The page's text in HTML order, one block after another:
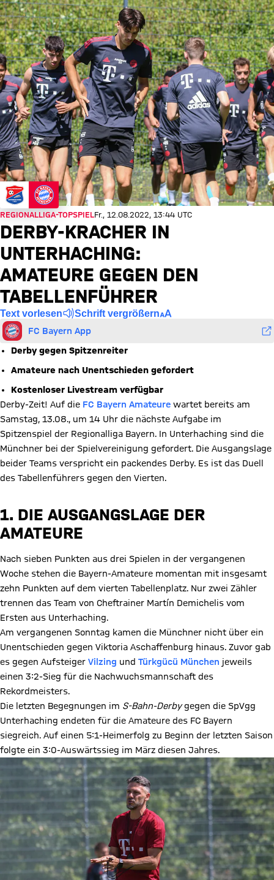
REGIONALLIGA-TOPSPIELFr., 12.08.2022, 13:44 UTC
DERBY-KRACHER IN
UNTERHACHING:
AMATEURE GEGEN DEN
TABELLENFÜHRER
Text vorlesen Schrift vergrößern
FC Bayern App
Derby gegen Spitzenreiter
Amateure nach Unentschieden gefordert
Kostenloser Livestream verfügbar
Derby-Zeit! Auf die FC Bayern Amateure wartet bereits am
Samstag, 13.08., um 14 Uhr die nächste Aufgabe im
Spitzenspiel der Regionalliga Bayern. In Unterhaching sind die
Münchner bei der Spielvereinigung gefordert. Die Ausgangslage
beider Teams verspricht ein packendes Derby. Es ist das Duell
des Tabellenführers gegen den Vierten.
1. DIE AUSGANGSLAGE DER
AMATEURE
Nach sieben Punkten aus drei Spielen in der vergangenen
Woche stehen die Bayern-Amateure momentan mit insgesamt
zehn Punkten auf dem vierten Tabellenplatz. Nur zwei Zähler
trennen das Team von Cheftrainer Martín Demichelis vom
Ersten aus Unterhaching.
Am vergangenen Sonntag kamen die Münchner nicht über ein
Unentschieden gegen Viktoria Aschaffenburg hinaus. Zuvor gab
es gegen Aufsteiger Vilzing und Türkgücü München jeweils
einen 3:2-Sieg für die Nachwuchsmannschaft des
Rekordmeisters.
Die letzten Begegnungen im S-Bahn-Derbygegen die SpVgg
Unterhaching endeten für die Amateure des FC Bayern
siegreich. Auf einen 5:1-Heimerfolg zu Beginn der letzten Saison
folgte ein 3:0-Auswärtssieg im März diesen Jahres.